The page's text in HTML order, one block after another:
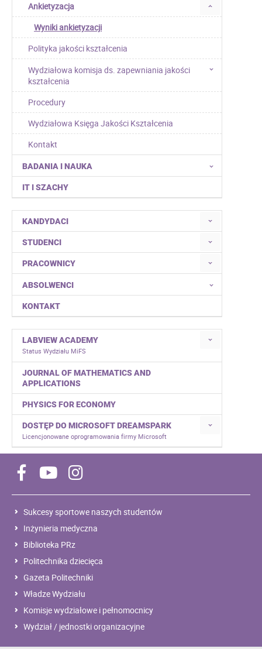
Ankietyzacja
Wyniki ankietyzacji
Polityka jakości kształcenia
Wydziałowa komisja ds. zapewniania jakości
kształcenia
Procedury
Wydziałowa Księga Jakości Kształcenia
Kontakt
BADANIA I NAUKA
IT I SZACHY
KANDYDACI
STUDENCI
PRACOWNICY
ABSOLWENCI
KONTAKT
LABVIEW ACADEMY
Status Wydziału MiFS
JOURNAL OF MATHEMATICS AND
APPLICATIONS
PHYSICS FOR ECONOMY
DOSTĘP DO MICROSOFT DREAMSPARK
Licencjonowane oprogramowania firmy Microsoft
Sukcesy sportowe naszych studentów
Inżynieria medyczna
Biblioteka PRz
Politechnika dziecięca
Gazeta Politechniki
Władze Wydziału
Komisje wydziałowe i pełnomocnicy
Wydział / jednostki organizacyjne